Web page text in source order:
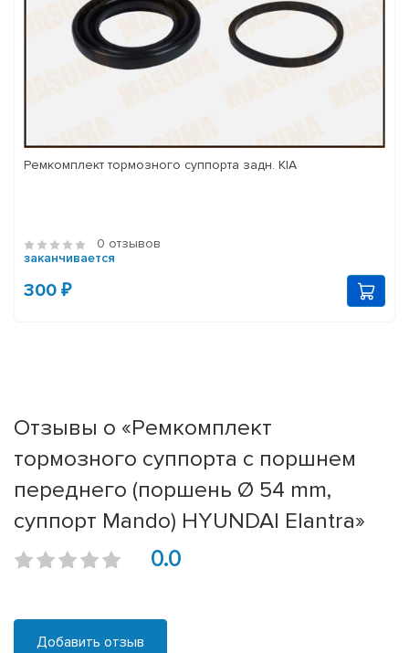
Ремкомплект тормозного суппорта задн. KIA
0 отзывов
заканчивается
300 ₽
Отзывы о «Ремкомплект
тормозного суппорта с поршнем
переднего (поршень Ø 54 mm,
суппорт Mando) HYUNDAI Elantra»
0.0
Добавить отзыв